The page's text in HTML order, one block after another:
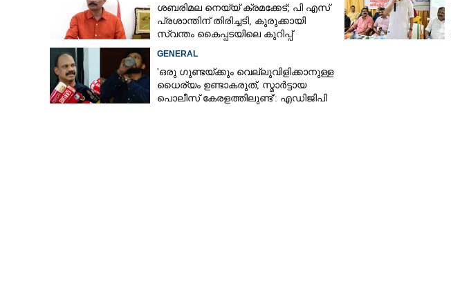
ശബരിമല നെയ്യ് ക്രമക്കേട്; പി എസ്
പ്രശാന്തിന് തിരിച്ചടി, കുരുക്കായി
സ്വന്തം കൈപ്പടയിലെ കുറിപ്പ്
GENERAL
'ഒരു ഗുണ്ടയ്ക്കും വെല്ലുവിളിക്കാനുള്ള
ധൈര്യം ഉണ്ടാകരുത്, സ്മാർട്ടായ
പൊലീസ് കേരളത്തിലുണ്ട്': എഡിജിപി